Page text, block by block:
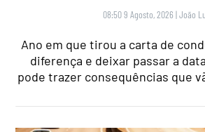
08:50 9 Agosto, 2026 |João
Ano em que tirou a carta de
diferença e deixar passar a
pode trazer consequências que